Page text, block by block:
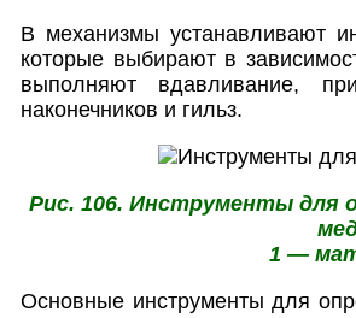
В механизмы устанавливают
которые выбирают в
выполняют вдавливание,
наконечников и гильз.
Рис. 106. Инструменты для
1 —
Основные инструменты для